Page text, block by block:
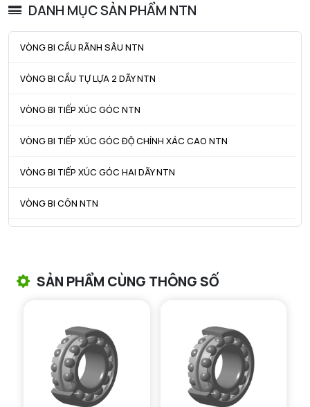
DANH MỤC SẢN PHẨM NTN
VÒNG BI CẦU RÃNH SÂU NTN
VÒNG BI CẦU TỰ LỰA 2 DÃY NTN
VÒNG BI TIẾP XÚC GÓC NTN
VÒNG BI TIẾP XÚC GÓC ĐỘ CHÍNH XÁC CAO NTN
VÒNG BI TIẾP XÚC GÓC HAI DÃY NTN
VÒNG BI CÔN NTN
VÒNG BI KIM NTN
VÒNG BI CHẶN TRỤC NTN
VÒNG BI LĂN TRỤ ĐẨY NTN
SẢN PHẨM CÙNG THÔNG SỐ